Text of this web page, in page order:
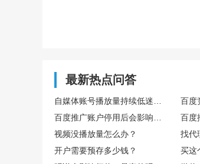
最新热点问答
视频没播放量怎么办？
找代
开户需要预存多少钱？